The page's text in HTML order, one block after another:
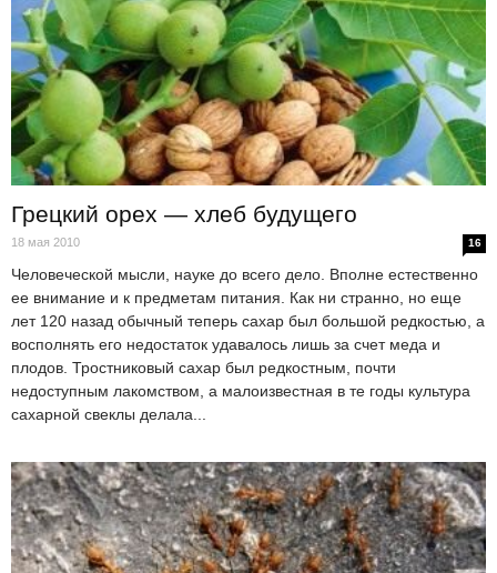
Грецкий орех — хлеб будущего
18 мая 2010 16
Человеческой мысли, науке до всего дело. Вполне естественно
ее внимание и к предметам питания. Как ни странно, но еще
лет 120 назад обычный теперь сахар был большой редкостью, а
восполнять его недостаток удавалось лишь за счет меда и
плодов. Тростниковый сахар был редкостным, почти
недоступным лакомством, а малоизвестная в те годы культура
сахарной свеклы делала...